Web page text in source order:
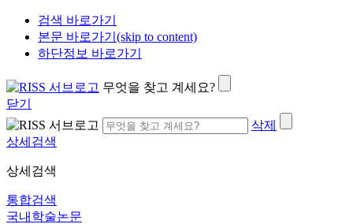
검색 바로가기
본문 바로가기(skip to content)
하단정보 바로가기
무엇을 찾고 계세요?
닫기
삭제
상세검색
상세검색
통합검색
국내학술논문